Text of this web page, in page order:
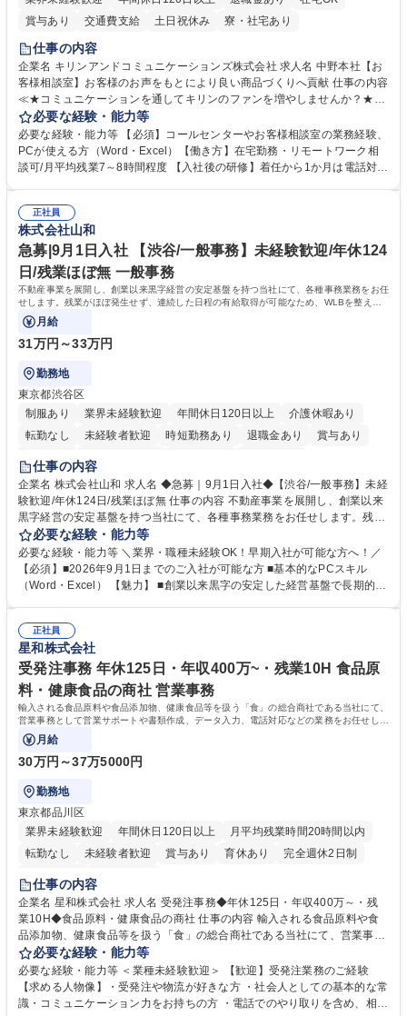
賞与あり
交通費支給 土日祝休み 寮・社宅あり
仕事の内容
企業名 キリンアンドコミュニケーションズ株式会社 求人名 中野本社【お
客様相談室】お客様のお声をもとにより良い商品づくりへ貢献 仕事の内容
≪★コミュニケーションを通してキリンのファンを増やしませんか？★≫
お客様のお声をより良い商品づくりに活かしていく上で、窓口となるお客
様相談室でのお仕事です。 日々お客様からいただくキリングループへのご
意見を、企業活動に活かしています。お客様からの声に迅速かつ誠意をも
って対応、情報提供するとともにグループ内活動に反映しています。 【具
平均100件前後■メール・手紙：同上40件前後 募集職種 中野本社【お客様
相談室】お客様のお声をもとにより良い商品づくりへ貢献
必要な経験・能力等
必要な経験・能力等 【必須】コールセンターやお客様相談室の業務経験、
PCが使える方（Word・Excel）【働き方】在宅勤務・リモートワーク相
談可/月平均残業7～8時間程度 【入社後の研修】着任から1か月は電話対応
すのでご安心ください。 【当社について】キリングループの広報機能を担
う会社として、お客様との出会いを大切にし、磨き上げたホスピタリティ
を込めてコミュニケーションをとりながら広報関連業務を行っておりま
す。 学歴・資格 学歴：大学院 大学 高専 短大 専修学校 高校 語学力： 資
格：
正社員
株式会社山和
急募|9月1日入社 【渋谷/一般事務】未経験歓迎/年休124
日/残業ほぼ無 一般事務
不動産事業を展開し、創業以来黒字経営の安定基盤を持つ当社にて、各種事務業務をお任
せします。残業がほぼ発生せず、連続した日程の有給取得が可能なため、WLBを整えた
い方にお勧めの環境です！
月給
31万円～33万円
勤務地
東京都渋谷区
制服あり
業界未経験歓迎 年間休日120日以上
介護休暇あり
転勤なし
未経験者歓迎 時短勤務あり 退職金あり
賞与あり
育休あり
完全週休2日制
仕事の内容
企業名 株式会社山和 求人名 ◆急募｜9月1日入社◆【渋谷/一般事務】未経
験歓迎/年休124日/残業ほぼ無 仕事の内容 不動産事業を展開し、創業以来
黒字経営の安定基盤を持つ当社にて、各種事務業務をお任せします。残業
がほぼ発生せず、連続した日程の有給取得が可能なため、WLBを整えたい
方にお勧めの環境です！ 入社後はOJTを通じて丁寧に研修を行いますの
で、事務未経験の方でも安心して臨むことができます。 【業務詳細】■電
話・来客対応 ■物件の鍵や社内の備品管理 ■データ入力や書類作成 ■契約
必要な経験・能力等
必要な経験・能力等 ＼業界・職種未経験OK！早期入社が可能な方へ！／
【必須】■2026年9月1日までのご入社が可能な方 ■基本的なPCスキル
（Word・Excel） 【魅力】 ■創業以来黒字の安定した経営基盤で長期的に
のOJTで業務を習得可能、未経験でもしっかりサポート 学歴・資格 学
歴：大学院 大学 高専 短大 語学力： 資格：
正社員
星和株式会社
受発注事務 年休125日・年収400万~・残業10H 食品原
料・健康食品の商社 営業事務
輸入される食品原料や食品添加物、健康食品等を扱う「食」の総合商社である当社にて、
営業事務として営業サポートや書類作成、データ入力、電話対応などの業務をお任せしま
す。
月給
30万円～37万5000円
勤務地
東京都品川区
業界未経験歓迎
年間休日120日以上
月平均残業時間20時間以内
転勤なし
未経験者歓迎 賞与あり 育休あり
完全週休2日制
交通費支給
仕事の内容
企業名 星和株式会社 求人名 受発注事務◆年休125日・年収400万～・残
業10H◆食品原料・健康食品の商社 仕事の内容 輸入される食品原料や食
品添加物、健康食品等を扱う「食」の総合商社である当社にて、営業事務
として営業サポートや書類作成、データ入力、電話対応などの業務をお任
せします。 ・受注／出荷指示／売上管理／仕入管理／在庫管理／お客様や
倉庫と電話確認など、販売に関わる事務、営業サポートをお願いします。
・入社後は商品について覚えることから始め、先輩社員OJTと共に業務を
必要な経験・能力等
必要な経験・能力等 ＜業種未経験歓迎＞ 【歓迎】受発注業務のご経験
【求める人物像】・受発注や物流が好きな方 ・社会人としての基本的な常
識・コミュニケーション力をお持ちの方 ・電話でのやり取りを含め、相手